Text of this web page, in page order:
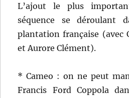
L’ajout le plus
séquence se déroulant
plantation française (avec
et Aurore Clément).
* Cameo : on ne peut
Francis Ford Coppola